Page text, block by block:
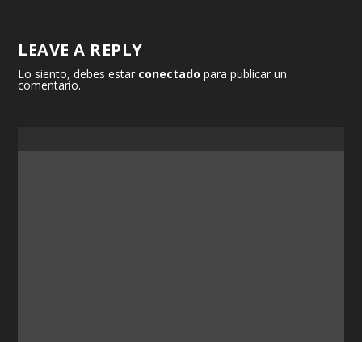
LEAVE A REPLY
Lo siento, debes estar conectado para publicar un
comentario.